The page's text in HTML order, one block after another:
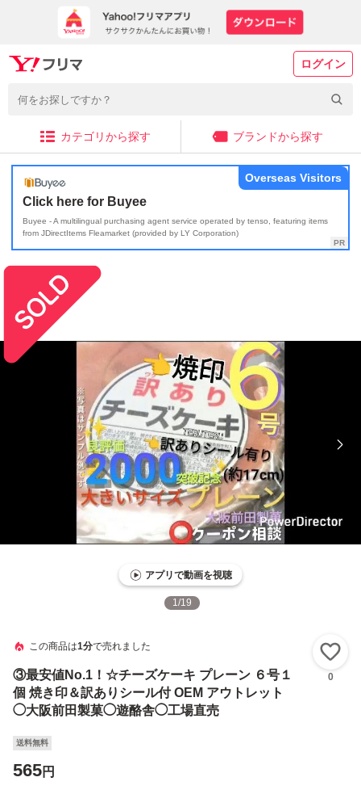
ログイン
カテゴリから探す ブランドから探す
Click here for Buyee
Buyee - A multilingual purchasing agent service operated by tenso, featuring items
from JDirectItems Fleamarket (provided by LY Corporation)
Overseas Visitors
アプリで動画を視聴
1/19
この商品は1分で売れました
③最安値No.1！☆チーズケーキ プレーン ６号１
個 焼き印＆訳ありシール付 OEM アウトレット
◯大阪前田製菓◯遊酪舎◯工場直売
0
送料無料
565円